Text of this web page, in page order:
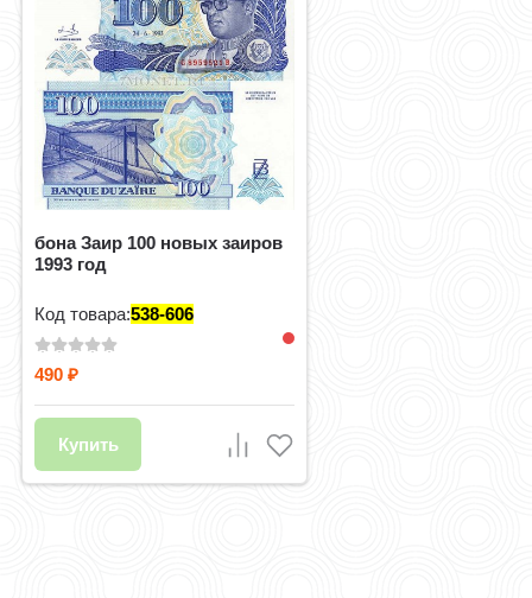
бона Заир 100 новых заиров
1993 год
Код товара:538-606
490₽
Купить